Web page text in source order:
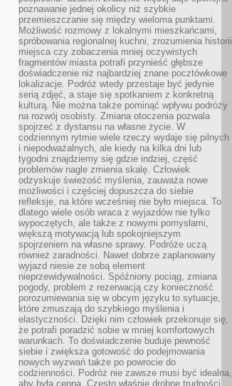
poznawanie jednej okolicy niż szybkie
przemieszczanie się między wieloma punktami.
Możliwość rozmowy z lokalnymi mieszkańcami,
spróbowania regionalnej kuchni, zrozumienia historii
miejsca czy zobaczenia mniej oczywistych
fragmentów miasta potrafi przynieść głębsze
doświadczenie niż najbardziej znane pocztówkowe
lokalizacje. Podróż wtedy przestaje być jedynie
serią zdjęć, a staje się spotkaniem z konkretną
kulturą. Nie można także pominąć wpływu podróży
na rozwój osobisty. Zmiana otoczenia pozwala
spojrzeć z dystansu na własne życie. W
codziennym rytmie wiele rzeczy wydaje się pilnych
i niepodważalnych, ale kiedy na kilka dni lub
tygodni znajdziemy się gdzie indziej, część
problemów nagle zmienia skalę. Człowiek
odzyskuje świeżość myślenia, zauważa nowe
możliwości i częściej dopuszcza do siebie
refleksje, na które wcześniej nie było miejsca. To
dlatego wiele osób wraca z wyjazdów nie tylko
wypoczętych, ale także z nowymi pomysłami,
większą motywacją lub spokojniejszym
spojrzeniem na własne sprawy. Podróże uczą
również zaradności. Nawet dobrze zaplanowany
wyjazd niesie ze sobą element
nieprzewidywalności. Spóźniony pociąg, zmiana
pogody, problem z rezerwacją czy konieczność
porozumiewania się w obcym języku to sytuacje,
które zmuszają do szybkiego myślenia i
elastyczności. Dzięki nim człowiek przekonuje się,
że potrafi poradzić sobie w mniej komfortowych
warunkach. To doświadczenie buduje pewność
siebie i zwiększa gotowość do podejmowania
nowych wyzwań także po powrocie do
codzienności. Podróż nie zawsze musi być idealna,
aby była cenna. Często właśnie drobne trudności